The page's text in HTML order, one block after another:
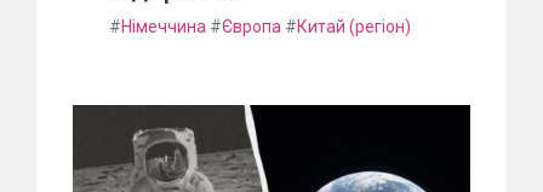
#Німеччина #Європа #Китай (регіон)